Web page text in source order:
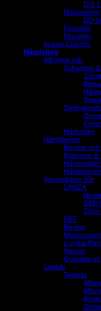
D
Megavolym
DD-
Franslim
Pincetter
Image Column
Hårstyling
Allt inom hår
Schampo
Hårbotten
Hårtillbehör
Borstar
Klämmor &
Hårsnoddar
Varumärken hår
LANZA
CBD
REF
Revlon
L´oréal
Neccin
Grazette of
Löshår
Tejphår
40cm
60cm